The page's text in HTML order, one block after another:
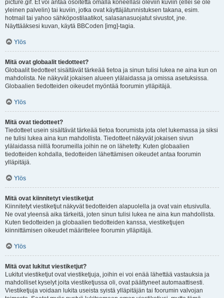
picture.gif. Et voi antaa osoitetta omalla koneellasi oleviin kuviin (ellei se ole
yleinen palvelin) tai kuviin, jotka ovat käyttäjätunnistuksen takana, esim.
hotmail tai yahoo sähköpostilaatikot, salasanasuojatut sivustot, jne.
Näyttääksesi kuvan, käytä BBCoden [img]-tagia.
Ylös
Mitä ovat globaalit tiedotteet?
Globaalit tiedotteet sisältävät tärkeää tietoa ja sinun tulisi lukea ne aina kun on
mahdolista. Ne näkyvät jokaisen alueen ylälaidassa ja omissa asetuksissa.
Globaalien tiedotteiden oikeudet myöntää foorumin ylläpitäjä.
Ylös
Mitä ovat tiedotteet?
Tiedotteet usein sisältävät tärkeää tietoa foorumista jota olet lukemassa ja siksi
ne tulisi lukea aina kun mahdollista. Tiedotteet näkyvät jokaisen sivun
ylälaidassa niillä foorumeilla joihin ne on lähetetty. Kuten globaalien
tiedotteiden kohdalla, tiedotteiden lähettämisen oikeudet antaa foorumin
ylläpitäjä.
Ylös
Mitä ovat kiinnitetyt viestiketjut
Kiinnitetyt viestiketjut näkyvät tiedotteiden alapuolella ja ovat vain etusivulla.
Ne ovat yleensä aika tärkeitä, joten sinun tulisi lukea ne aina kun mahdollista.
Kuten tiedotteiden ja globaalien tiedotteiden kanssa, viestiketjujen
kiinnittämisen oikeudet määrittelee foorumin ylläpitäjä.
Ylös
Mitä ovat lukitut viestiketjut?
Lukitut viestiketjut ovat viestiketjuja, joihin ei voi enää lähettää vastauksia ja
mahdolliset kyselyt joita viestiketjussa oli, ovat päättyneet automaattisesti.
Viestiketjuja voidaan lukita useista syistä ylläpitäjän tai foorumin valvojan